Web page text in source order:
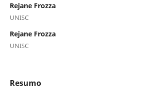
Rejane Frozza
UNISC
Rejane Frozza
UNISC
Resumo